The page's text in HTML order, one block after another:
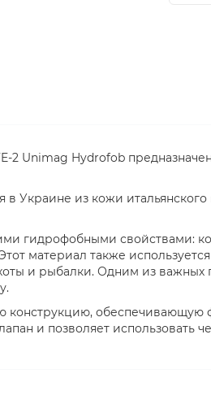
2 Unimag Hydrofob
в Украине из кожи
гидрофобными свойствами:
материал также
и рыбалки. Одним из
конструкцию,
и позволяет использовать